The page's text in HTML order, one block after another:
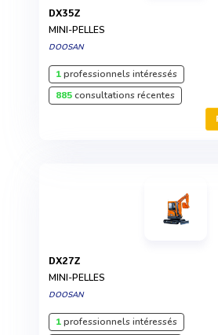
DX35Z
MINI-PELLES
DOOSAN
1professionnels intéressés
885consultations récentes
DX27Z
MINI-PELLES
DOOSAN
1professionnels intéressés